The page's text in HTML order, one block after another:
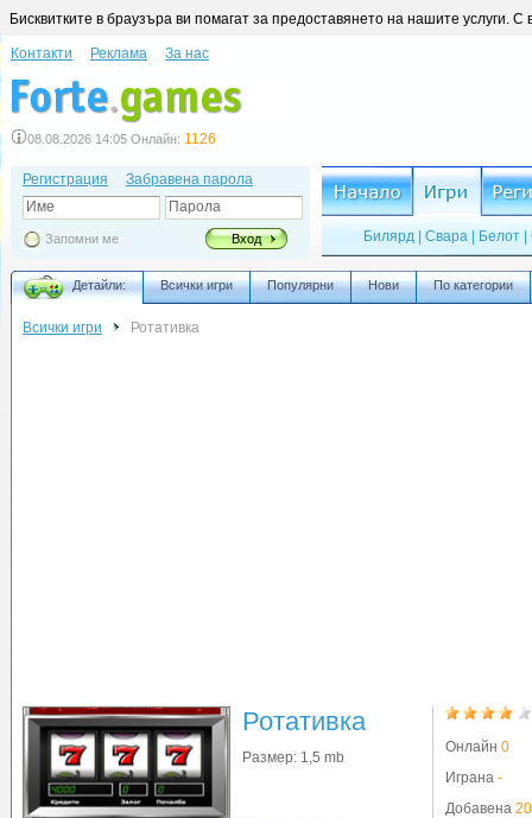
Бисквитките в браузъра ви помагат за предоставянето на нашите услуги.
Контакти Реклама За нас
08.08.2026 14:05 Онлайн: 1126
Регистрация
Забравена парола
Име
Парола
Запомни ме Вход Билярд Свара Белот
Детайли: Всички игри Популярни Нови По категории
Всички игри Ротативка
Ротативка
Размер: 1,5 mb
Онлайн 0
Играна -
Добавена